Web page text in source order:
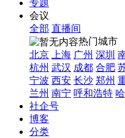
专题
会议
全部 直播间
热门城市
北京
上海 广州 深圳
杭州 武汉 成都 合肥
宁波 西安 长沙 郑州
兰州 南宁 呼和浩特
社企号
博客
分类